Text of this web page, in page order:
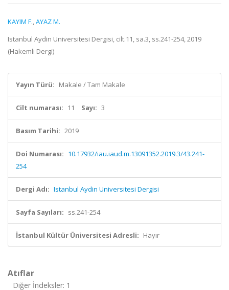
KAYIM F.,AYAZ M.
Istanbul Aydin Universitesi Dergisi, cilt.11, sa.3, ss.241-254, 2019
(Hakemli Dergi)
Yayın Türü: Makale / Tam Makale
Cilt numarası: 11 Sayı: 3
Basım Tarihi: 2019
Doi Numarası: 10.17932/iau.iaud.m.13091352.2019.3/43.241-
254
Dergi Adı: Istanbul Aydin Universitesi Dergisi
Sayfa Sayıları: ss.241-254
İstanbul Kültür Üniversitesi Adresli: Hayır
Atıflar
Diğer İndeksler: 1